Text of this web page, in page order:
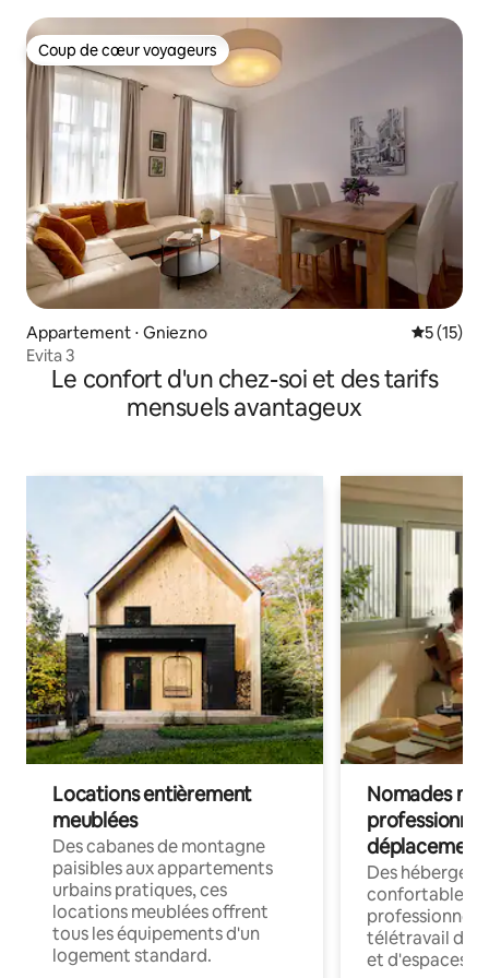
Coup de cœur voyageurs
Coup de cœur voyageurs
Appartement ⋅ Gniezno
5 (15)
Evita 3
Le confort d'un chez-soi et des tarifs
mensuels avantageux
Locations entièrement
meublées
Des cabanes de montagne
paisibles aux appartements
urbains pratiques, ces
locations meublées offrent
tous les équipements d'un
logement standard.
Nomades
déplacement
Des
confortables
professionnels
télétravail
et d'espaces